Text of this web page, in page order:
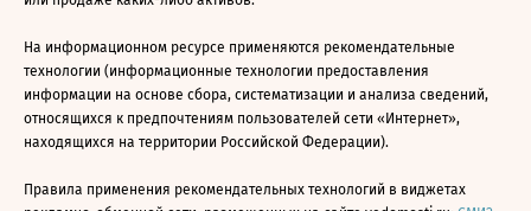
На информационном ресурсе применяются рекомендательные
технологии (информационные технологии предоставления
информации на основе сбора, систематизации и анализа сведений,
относящихся к предпочтениям пользователей сети «Интернет»,
находящихся на территории Российской Федерации).
Правила применения рекомендательных технологий в виджетах